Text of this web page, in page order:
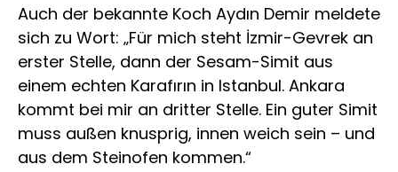
Auch der bekannte Koch Aydın Demir meldete
sich zu Wort: „Für mich steht İzmir-Gevrek an
erster Stelle, dann der Sesam-Simit aus
einem echten Karafırın in Istanbul. Ankara
kommt bei mir an dritter Stelle. Ein guter Simit
muss außen knusprig, innen weich sein – und
aus dem Steinofen kommen.“